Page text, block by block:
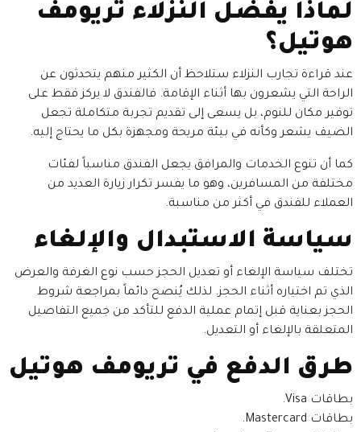
لماذا يفضل النزلاء تريومف
هوتيل؟
عند قراءة تجارب النزلاء ستلاحظ أن الكثير منهم يتحدثون عن
الراحة التي يشعرون بها أثناء الإقامة. فالفندق لا يركز فقط على
توفير مكان للنوم، بل يسعى إلى تقديم تجربة متكاملة تجعل
الضيف يشعر وكأنه في بيئة مريحة ومجهزة بكل ما يحتاج إليه.
كما أن تنوع الخدمات والمرافق يجعل الفندق مناسباً لفئات
مختلفة من المسافرين، وهو ما يفسر تكرار زيارة العديد من
العملاء للفندق في أكثر من مناسبة.
سياسة الاستبدال والإلغاء
تختلف سياسة الإلغاء أو تعديل الحجز حسب نوع الغرفة والعرض
الذي تم اختياره أثناء الحجز. لذلك يُنصح دائماً بمراجعة شروط
الحجز بعناية قبل إتمام عملية الدفع للتأكد من جميع التفاصيل
المتعلقة بالإلغاء أو التعديل.
طرق الدفع في تريومف هوتيل
بطاقات Visa.
بطاقات Mastercard.